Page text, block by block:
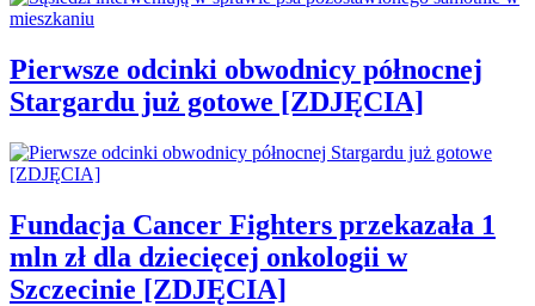
Pierwsze odcinki obwodnicy północnej
Stargardu już gotowe [ZDJĘCIA]
Fundacja Cancer Fighters przekazała 1
mln zł dla dziecięcej onkologii w
Szczecinie [ZDJĘCIA]